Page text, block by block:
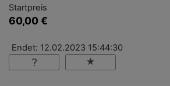
Startpreis
60,00 €
Endet: 12.02.2023 15:44:30